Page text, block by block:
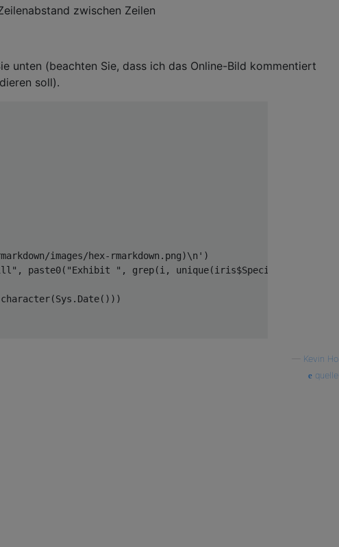
zwischen Zeilen
unten (beachten Sie, dass ich das Online-Bild kommentiert
soll).
images/hex-rmarkdown.png)\n')
, paste0( "Exhibit " , grep(i , unique(iris$Species
(Sys.Date()))
Kevin Ho
quelle